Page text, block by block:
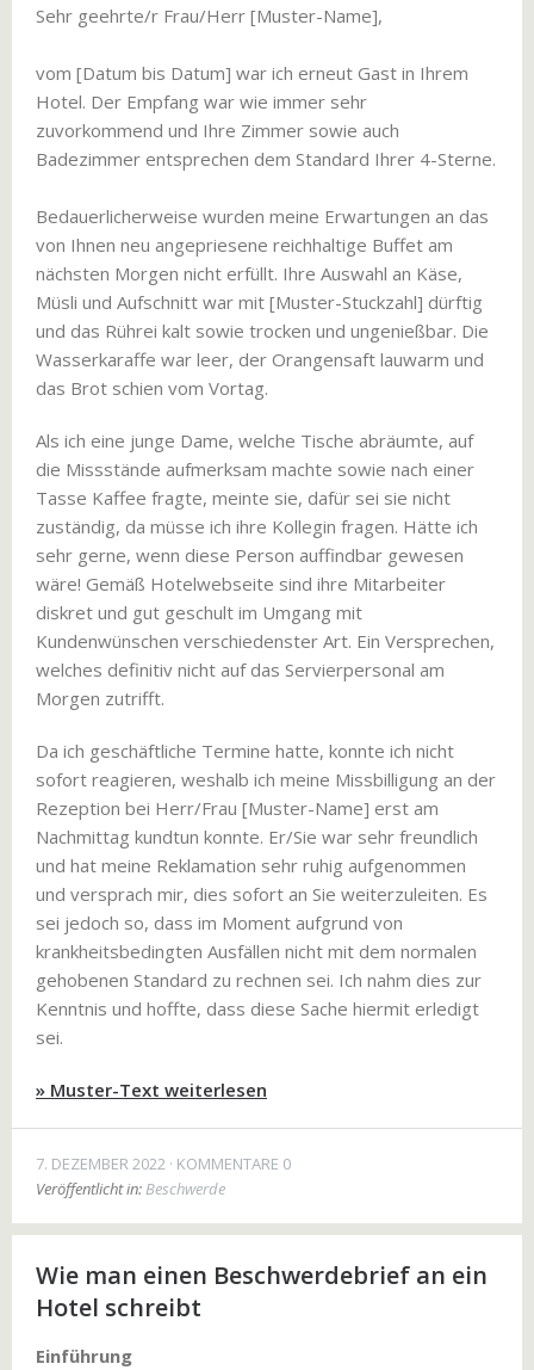
Sehr geehrte/r Frau/Herr [Muster-Name],
vom [Datum bis Datum] war ich erneut Gast in Ihrem
Hotel. Der Empfang war wie immer sehr
zuvorkommend und Ihre Zimmer sowie auch
Badezimmer entsprechen dem Standard Ihrer 4-Sterne.
Bedauerlicherweise wurden meine Erwartungen an das
von Ihnen neu angepriesene reichhaltige Buffet am
nächsten Morgen nicht erfüllt. Ihre Auswahl an Käse,
Müsli und Aufschnitt war mit [Muster-Stuckzahl] dürftig
und das Rührei kalt sowie trocken und ungenießbar. Die
Wasserkaraffe war leer, der Orangensaft lauwarm und
das Brot schien vom Vortag.
Als ich eine junge Dame, welche Tische abräumte, auf
die Missstände aufmerksam machte sowie nach einer
Tasse Kaffee fragte, meinte sie, dafür sei sie nicht
zuständig, da müsse ich ihre Kollegin fragen. Hätte ich
sehr gerne, wenn diese Person auffindbar gewesen
wäre! Gemäß Hotelwebseite sind ihre Mitarbeiter
diskret und gut geschult im Umgang mit
Kundenwünschen verschiedenster Art. Ein Versprechen,
welches definitiv nicht auf das Servierpersonal am
Morgen zutrifft.
Da ich geschäftliche Termine hatte, konnte ich nicht
sofort reagieren, weshalb ich meine Missbilligung an der
Rezeption bei Herr/Frau [Muster-Name] erst am
Nachmittag kundtun konnte. Er/Sie war sehr freundlich
und hat meine Reklamation sehr ruhig aufgenommen
und versprach mir, dies sofort an Sie weiterzuleiten. Es
sei jedoch so, dass im Moment aufgrund von
krankheitsbedingten Ausfällen nicht mit dem normalen
gehobenen Standard zu rechnen sei. Ich nahm dies zur
Kenntnis und hoffte, dass diese Sache hiermit erledigt
sei.
» Muster-Text weiterlesen
7. DEZEMBER 2022 KOMMENTARE 0
Veröffentlicht in:Beschwerde
Wie man einen Beschwerdebrief an ein
Hotel schreibt
Einführung